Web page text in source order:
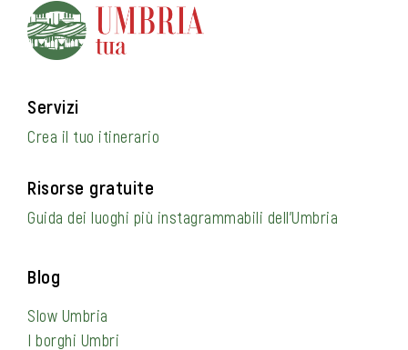
Servizi
Crea il tuo itinerario
Risorse gratuite
Guida dei luoghi più instagrammabili dell’Umbria
Blog
Slow Umbria
I borghi Umbri